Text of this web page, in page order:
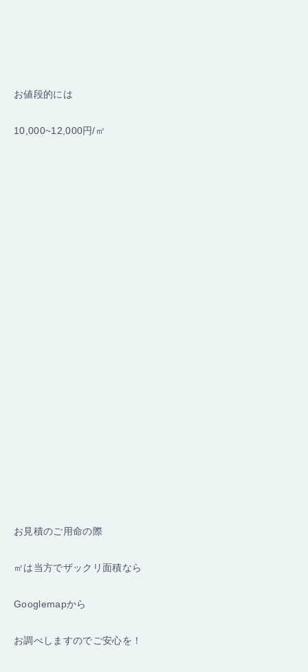
お値段的には
10,000~12,000円/㎡
お見積のご用命の際
㎡は当方でザックリ面積なら
Googlemapから
お調べしますのでご安心を！